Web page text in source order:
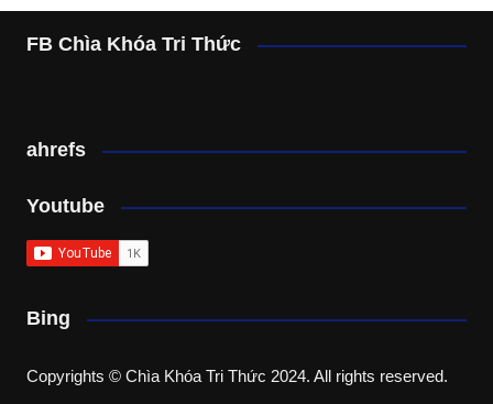
FB Chìa Khóa Tri Thức
ahrefs
Youtube
Bing
Copyrights © Chìa Khóa Tri Thức 2024. All rights reserved.